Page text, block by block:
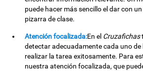
puede hacer más sencillo el dar con
pizarra de clase.
Atención focalizada:En el Cruzafichas
detectar adecuadamente cada uno
realizar la tarea exitosamente. Para
nuestra atención focalizada, que